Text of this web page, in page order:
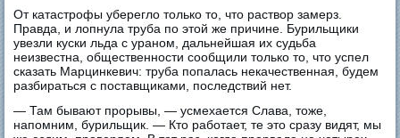
От катастрофы уберегло только то, что раствор замерз.
Правда, и лопнула труба по этой же причине. Бурильщики
увезли куски льда с ураном, дальнейшая их судьба
неизвестна, общественности сообщили только то, что успел
сказать Марцинкевич: труба попалась некачественная, будем
разбираться с поставщиками, последствий нет.
— Там бывают прорывы, — усмехается Слава, тоже,
напомним, бурильщик. — Кто работает, те это сразу видят, мы